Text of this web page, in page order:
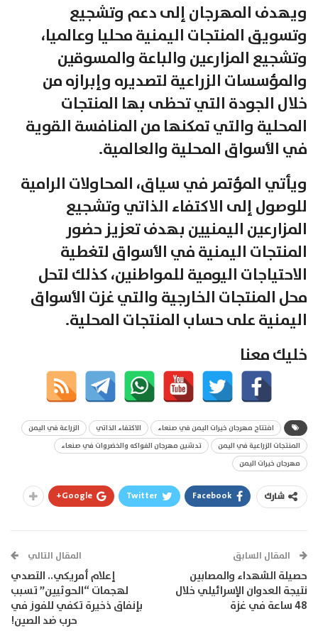
ويهدف المهرجان إلى دعم وتشجيع
وتسويق المنتجات اليمنية محليا وعالميا،
وتشجيع المزارعين والباعة والمسوقين
والمؤسسات الزراعية لتصديره وإبرازه من
خلال الجودة التي تحظى بها المنتجات
المحلية والتي تمكنها من المنافسة القوية
في الأسواق المحلية والعالمية.
ويأتي المؤتمر في سياق، المحاولات الرامية
للوصول إلى الاكتفاء الذاتي وتشجيع
المزارعين اليمنيين بهدف تعزيز حضور
المنتجات اليمنية في الأسواق لتغطية
الاحتياجات اليومية للمواطنين، كذلك لتحل
محل المنتجات الخارجية والتي غزت الأسواق
اليمنية على حساب المنتجات المحلية.
خليك معنا
افتتاح مهرجان خيرات اليمن في صنعاء الاكتفاء الذاتي
الزراعة في اليمن
المنتجات الزراعية في اليمن
تدشين مهرجان الفواكه والخضروات في صنعاء
مهرجان خيرات اليمن
شارك Facebook
Twitter
Google+
المقال السابق
حصيلة الشهداء والمصابين
نتيجة العدوان الإسرائيلي خلال
48 ساعة في غزة
المقال التالي
إعلام أمريكي.. التصدي
لهجمات “الحوثيين” تسبب
بإنفاق ذخيرة تكفي للفوز في
حرب ضد الصين!